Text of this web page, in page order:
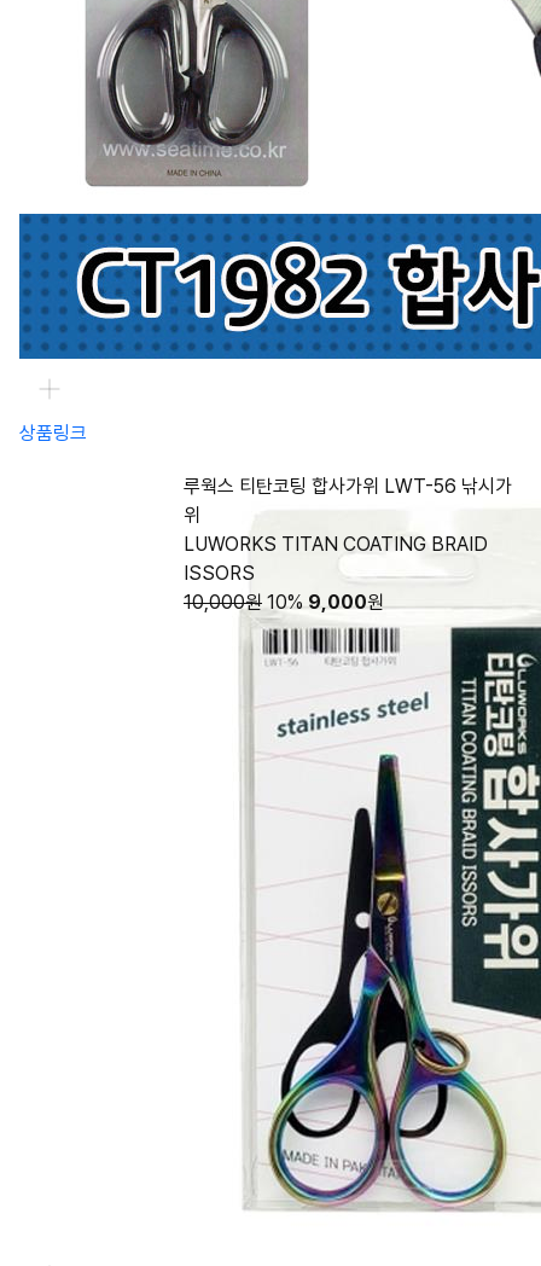
상품링크
루웍스 티탄코팅 합사가위 LWT-56 낚시가
위
LUWORKS TITAN COATING BRAID
ISSORS
10,000원 10% 9,000원